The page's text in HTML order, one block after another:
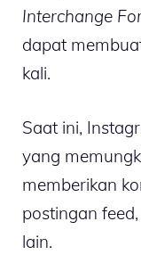
Interchange
dapat
kali.
Saat ini,
yang
memberikan
postingan
lain.